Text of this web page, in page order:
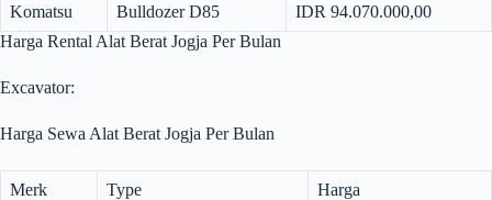
Komatsu Bulldozer D85
IDR 94.070.000,00
Harga Rental Alat Berat Jogja Per Bulan
Excavator:
Harga Sewa Alat Berat Jogja Per Bulan
Merk Type Harga